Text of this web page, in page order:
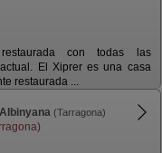
con todas las
El Xiprer es una casa
restaurada ...
(Tarragona)